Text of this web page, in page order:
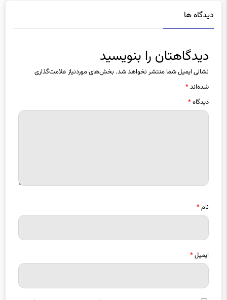
نشانی ایمیل شما منتشر نخواهد شد.بخش‌های موردنیاز علامت‌گذاری
شده‌اند*
دیدگاه*
ایمیل*
ذخیره نام، ایمیل و وبسایت من در مرورگر برای زمانی که دوباره دیدگاهی